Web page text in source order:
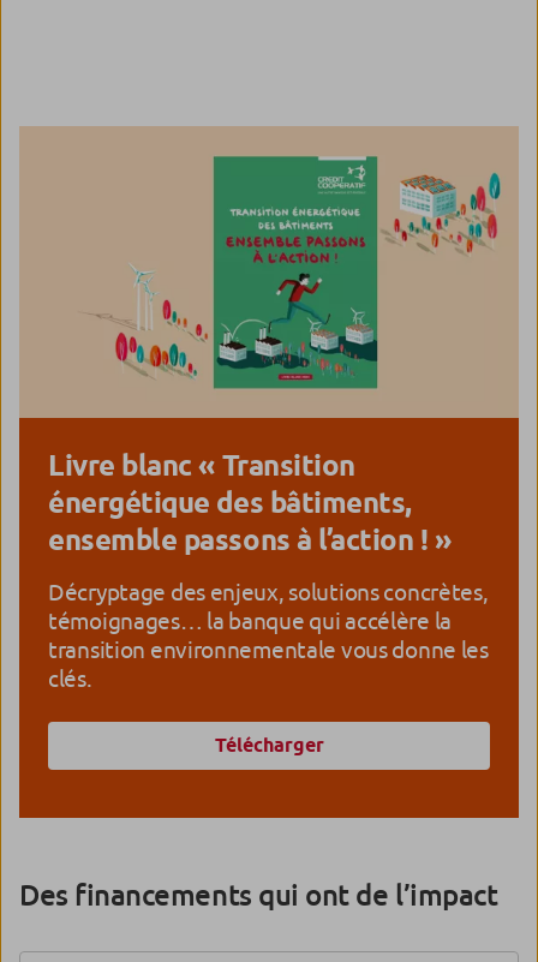
Livre blanc « Transition
énergétique des bâtiments,
ensemble passons à l’action ! »
Décryptage des enjeux, solutions concrètes,
témoignages… la banque qui accélère la
transition environnementale vous donne les
clés.
Télécharger
Des financements qui ont de l’impact